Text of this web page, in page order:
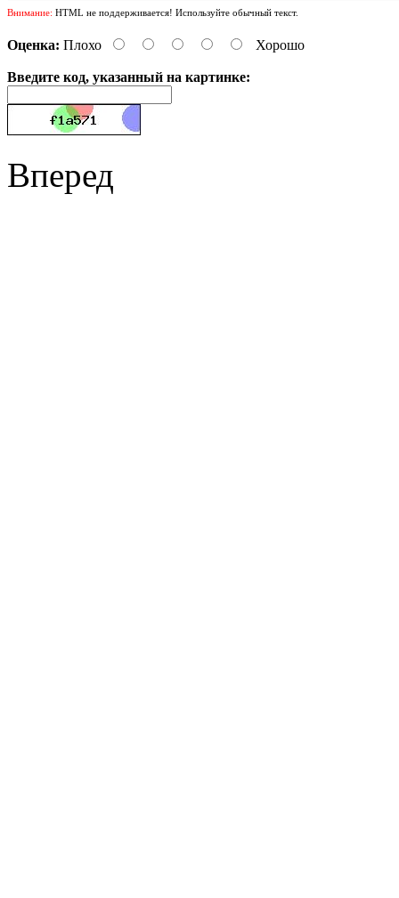
Внимание: HTML не поддерживается! Используйте обычный текст.
Оценка: Плохо Хорошо
Введите код, указанный на картинке:
Вперед